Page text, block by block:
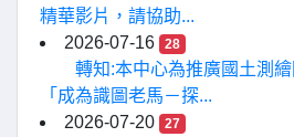
精華影片，請協助...
2026-07-16
28
轉知:本中心為推廣國土測
「成為識圖老馬－探...
2026-07-20
27